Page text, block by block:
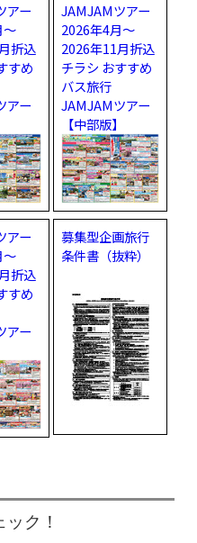
アー
～
折込
すめ
アー
JAMJAMツアー
2026年4月～
2026年11月折込
チラシ おすすめ
バス旅行
JAMJAMツアー
【中部版】
アー
～
折込
すめ
アー
募集型企画旅行
条件書（抜粋）
ク！